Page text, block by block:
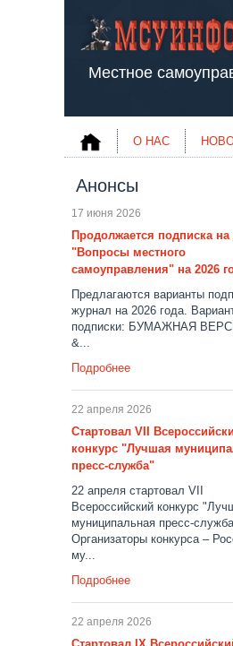
Местное
О НАС
Анонсы
17 июня 2026
Продолжается подписка
"Вопросы местного
самоуправления" на 2026
Предлагаются варианты
журнал на 2026 года.
подписки: БУМАЖНАЯ
&...
Подробнее
22 апреля 2026
Стартовал VII
конкурс "Лучшая
пресс-служба"
22 апреля стартовал VII
Всероссийский конкурс
муниципальная пресс-
Организаторы конкурса –
му...
Подробнее
22 апреля 2026